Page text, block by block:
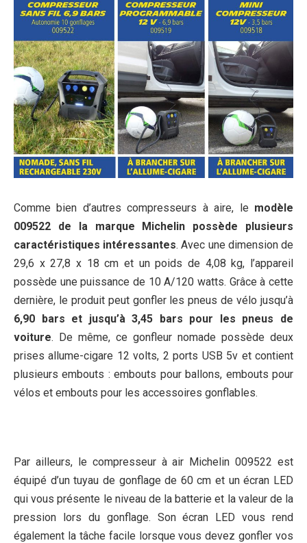
Comme bien d’autres compresseurs à aire, le modèle
009522 de la marque Michelin possède plusieurs
caractéristiques intéressantes. Avec une dimension de
29,6 x 27,8 x 18 cm et un poids de 4,08 kg, l’appareil
possède une puissance de 10 A/120 watts. Grâce à cette
dernière, le produit peut gonfler les pneus de vélo jusqu’à
6,90 bars et jusqu’à 3,45 bars pour les pneus de
voiture. De même, ce gonfleur nomade possède deux
prises allume-cigare 12 volts, 2 ports USB 5v et contient
plusieurs embouts : embouts pour ballons, embouts pour
vélos et embouts pour les accessoires gonflables.
Par ailleurs, le compresseur à air Michelin 009522 est
équipé d’un tuyau de gonflage de 60 cm et un écran LED
qui vous présente le niveau de la batterie et la valeur de la
pression lors du gonflage. Son écran LED vous rend
également la tâche facile lorsque vous devez gonfler vos